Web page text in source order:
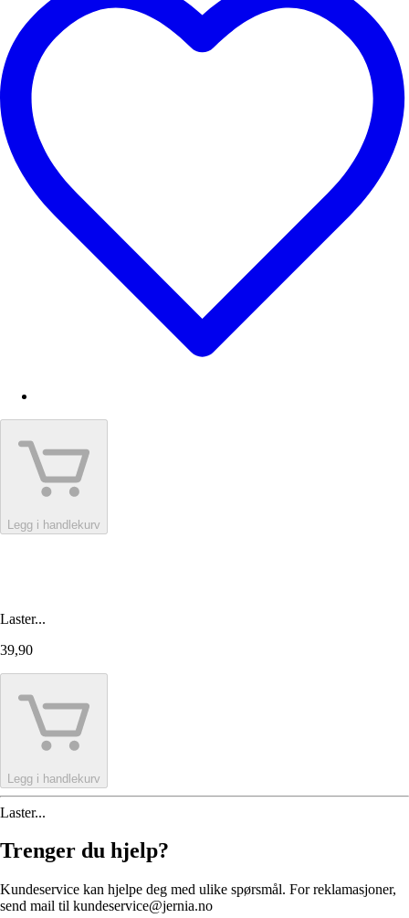
Legg i handlekurv
Laster...
39,90
Legg i handlekurv
Laster...
Trenger du hjelp?
Kundeservice kan hjelpe deg med ulike spørsmål. For reklamasjoner,
send mail til kundeservice@jernia.no